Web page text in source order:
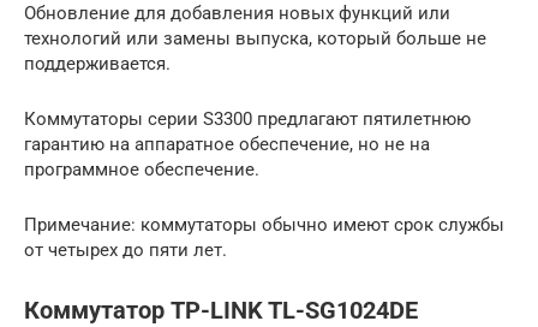
Обновление для добавления новых функций или
технологий или замены выпуска, который больше не
поддерживается.
Коммутаторы серии S3300 предлагают пятилетнюю
гарантию на аппаратное обеспечение, но не на
программное обеспечение.
Примечание: коммутаторы обычно имеют срок службы
от четырех до пяти лет.
Коммутатор TP-LINK TL-SG1024DE